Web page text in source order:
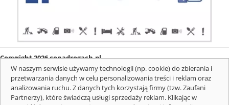
Copyright 2026 conadrogach.pl
O firmie
Redakcja Regulamin
Informacje o cookies
Mapa serwisu
Komunikaty
W naszym serwisie używamy technologii (np. cookie) do zbierania i
przetwarzania danych w celu personalizowania treści i reklam oraz
analizowania ruchu. Z danych tych korzystają firmy (tzw. Zaufani
Partnerzy), które świadczą usługi sprzedaży reklam. Klikając w